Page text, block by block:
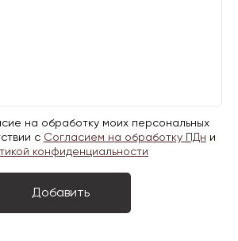
на обработку моих персональных
с Согласием на обработку ПДн и
конфиденциальности